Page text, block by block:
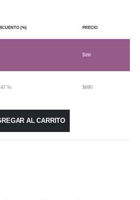
(%) PRECIO
$890
% $690
AL CARRITO